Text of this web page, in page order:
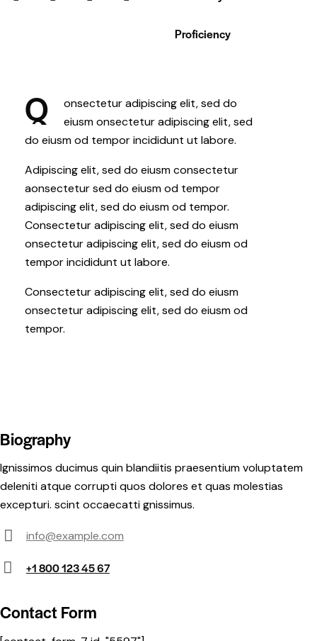
Proficiency
88%
Q
onsectetur adipiscing elit, sed do
eiusm onsectetur adipiscing elit, sed
do eiusm od tempor incididunt ut labore.
Adipiscing elit, sed do eiusm consectetur
aonsectetur sed do eiusm od tempor
adipiscing elit, sed do eiusm od tempor.
Consectetur adipiscing elit, sed do eiusm
onsectetur adipiscing elit, sed do eiusm od
tempor incididunt ut labore.
Consectetur adipiscing elit, sed do eiusm
onsectetur adipiscing elit, sed do eiusm od
tempor.
Biography
Ignissimos ducimus quin blandiitis praesentium voluptatem
deleniti atque corrupti quos dolores et quas molestias
excepturi. scint occaecatti gnissimus.
m
info@example.com
+1 800 123 45 67
Contact Form